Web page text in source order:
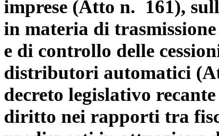
imprese (Atto n. 161),
in materia di
e di controllo delle
distributori automatici
decreto legislativo
diritto nei rapporti tra